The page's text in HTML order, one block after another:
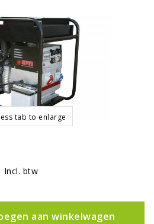
tab to enlarge
Incl. btw
aan winkelwagen